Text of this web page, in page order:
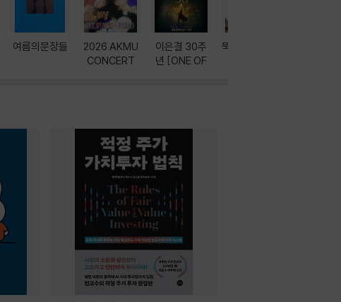
여름의문장들
2026 AKMU
CONCERT
이은결 30주
년 [ONE OF
뚝딱! AI 3대장